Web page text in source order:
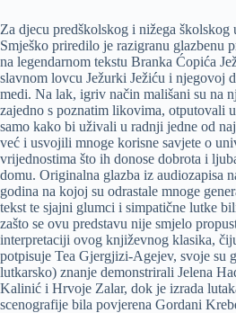
Za djecu predškolskog i nižega školskog
Smješko priredilo je razigranu glazbenu
na legendarnom tekstu Branka Ćopića
slavnom lovcu Ježurki Ježiću i njegovoj
medi. Na lak, igriv način mališani su na
zajedno s poznatim likovima, otputovali
samo kako bi uživali u radnji jedne od
već i usvojili mnoge korisne savjete o
vrijednostima što ih donose dobrota i
domu. Originalna glazba iz audiozapisa
godina na kojoj su odrastale mnoge
tekst te sjajni glumci i simpatične lutke
zašto se ovu predstavu nije smjelo
interpretaciji ovog književnog klasika,
potpisuje Tea Gjergjizi-Agejev, svoje su
lutkarsko) znanje demonstrirali Jelena
Kalinić i Hrvoje Zalar, dok je izrada
scenografije bila povjerena Gordani